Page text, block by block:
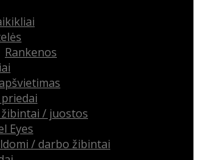
Rankenos
žibintai / juostos
Eyes
/ darbo žibintai